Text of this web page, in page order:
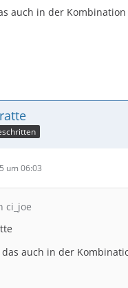
auch in der Kombination
um 06:03
ci_joe
auch in der